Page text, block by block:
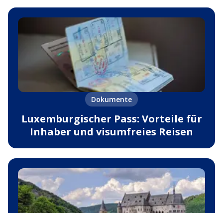
Dokumente
Luxemburgischer Pass: Vorteile für
Inhaber und visumfreies Reisen